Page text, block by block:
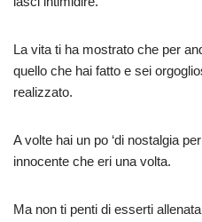
La vita ti ha mostrato che per
quello che hai fatto e sei
realizzato.
A volte hai un po ‘di nostalgia
innocente che eri una volta.
Ma non ti penti di esserti